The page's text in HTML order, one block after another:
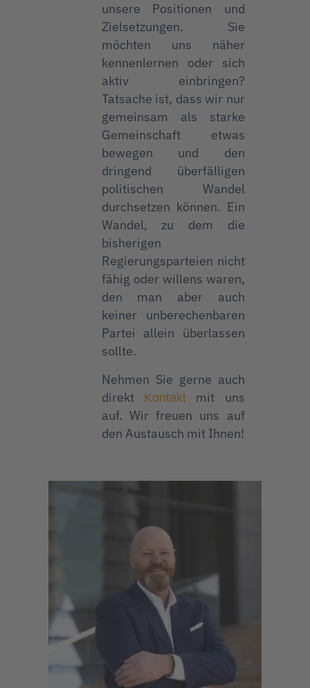
unsere Positionen und
Zielsetzungen. Sie
möchten uns näher
kennenlernen oder sich
aktiv einbringen?
Tatsache ist, dass wir nur
gemeinsam als starke
Gemeinschaft etwas
bewegen und den
dringend überfälligen
politischen Wandel
durchsetzen können. Ein
Wandel, zu dem die
bisherigen
Regierungsparteien nicht
fähig oder willens waren,
den man aber auch
keiner unberechenbaren
Partei allein überlassen
sollte.
Nehmen Sie gerne auch
direkt
Kontakt mit uns
auf. Wir freuen uns auf
den Austausch mit Ihnen!